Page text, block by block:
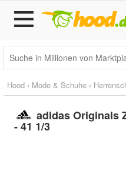
Hood › Mode & Schuhe ›
adidas Originals
- 41 1/3